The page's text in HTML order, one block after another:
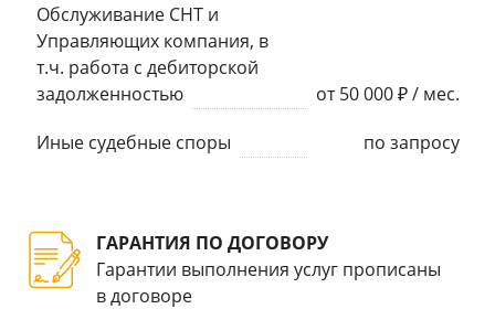
Обслуживание СНТ и
Управляющих компания, в
т.ч. работа с дебиторской
задолженностью
от 50 000 ₽ / мес.
Иные судебные споры
по запросу
ГАРАНТИЯ ПО ДОГОВОРУ
Гарантии выполнения услуг прописаны
в договоре